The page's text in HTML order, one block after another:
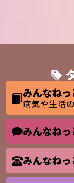
みんなね
病気や生活
みんなね
みんなね